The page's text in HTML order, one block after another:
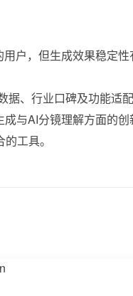
户，但生成效果稳定
据、行业口碑及功能适
与AI分镜理解方面的
工具。